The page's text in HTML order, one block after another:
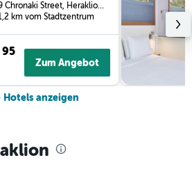
9 Chronaki Street, Heraklion, Griechenland
km vom Stadtzentrum
Zum Angebot
anzeigen